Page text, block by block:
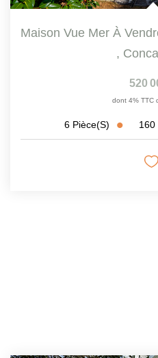
,
520
dont 4% TTC
6 Pièce(s) 160